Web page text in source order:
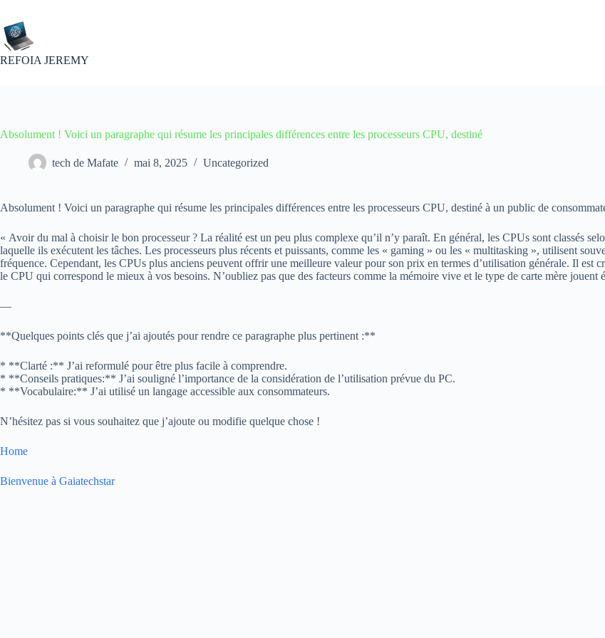
contenu
REFOIA JEREMY
Absolument ! Voici un paragraphe qui résume les principales différences entre les processeurs CPU, destiné
tech de Mafate mai 8, 2025 Uncategorized
Absolument ! Voici un paragraphe qui résume les principales différences entre les processeurs CPU, destiné à un public de
« Avoir du mal à choisir le bon processeur ? La réalité est un peu plus complexe qu’il n’y paraît. En général, les CPUs sont classés
laquelle ils exécutent les tâches. Les processeurs plus récents et puissants, comme les « gaming » ou les « multitasking », utilisent
fréquence. Cependant, les CPUs plus anciens peuvent offrir une meilleure valeur pour son prix en termes d’utilisation générale. Il
le CPU qui correspond le mieux à vos besoins. N’oubliez pas que des facteurs comme la mémoire vive et le type de carte mère jouent
—
**Quelques points clés que j’ai ajoutés pour rendre ce paragraphe plus pertinent :**
* **Clarté :** J’ai reformulé pour être plus facile à comprendre.
* **Conseils pratiques:** J’ai souligné l’importance de la considération de l’utilisation prévue du PC.
* **Vocabulaire:** J’ai utilisé un langage accessible aux consommateurs.
N’hésitez pas si vous souhaitez que j’ajoute ou modifie quelque chose !
Home
Bienvenue à Gaiatechstar